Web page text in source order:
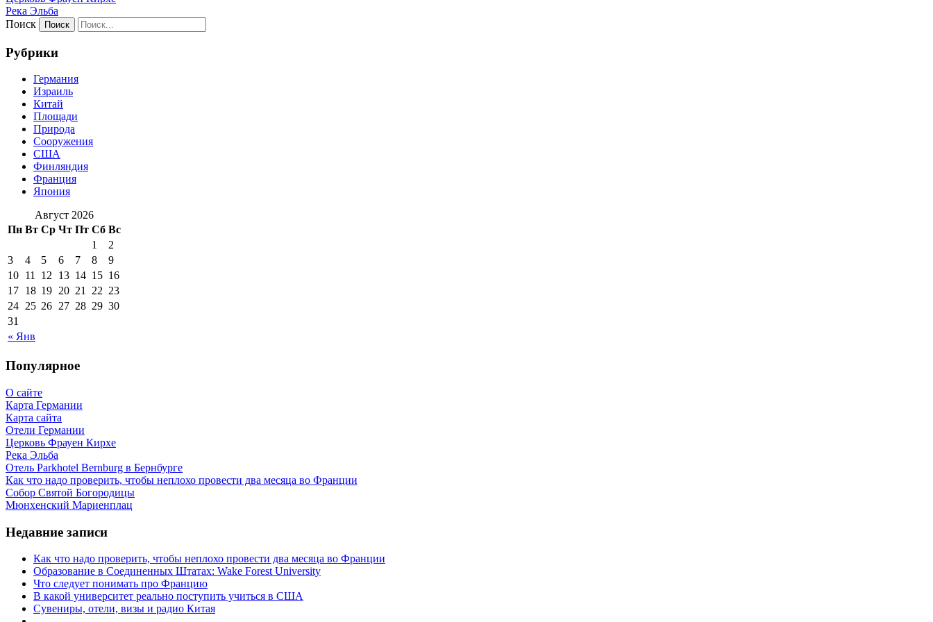
Река Эльба
Поиск
Рубрики
Германия
Израиль
Китай
Площади
Природа
Сооружения
США
Финляндия
Франция
Япония
Август 2026
Пн Вт Ср Чт Пт Сб Вс
« Янв
1
2
3
4 5 6 7 8
9
10 11 12 13 14 15 16
17 18 19 20 21 22 23
24 25 26 27 28 29 30
31
Популярное
О сайте
Карта Германии
Карта сайта
Отели Германии
Церковь Фрауен Кирхе
Река Эльба
Отель Parkhotel Bernburg в Бернбурге
Как что надо проверить, чтобы неплохо провести два месяца во Франции
Собор Святой Богородицы
Мюнхенский Мариенплац
Недавние записи
Как что надо проверить, чтобы неплохо провести два месяца во Франции
Образование в Соединенных Штатах: Wake Forest University
Что следует понимать про Францию
В какой университет реально поступить учиться в США
Сувениры, отели, визы и радио Китая